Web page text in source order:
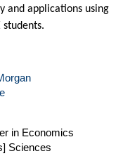
and applications using
students.
in Economics
Sciences